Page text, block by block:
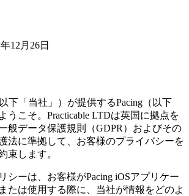
12月26日
以下「当社」）が提供するPacing（以下
うこそ。Practicable LTDは英国に拠点を
般データ保護規則（GDPR）およびその
法に準拠して、お客様のプライバシーを
束します。
シーは、お客様がPacing iOSアプリケー
たは使用する際に、当社が情報をどのよ